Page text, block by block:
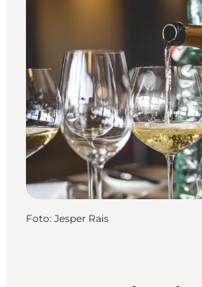
Foto: Jesper Rais